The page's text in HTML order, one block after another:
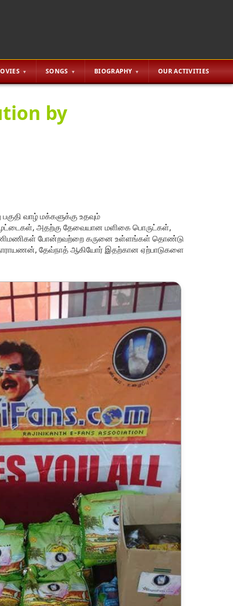
SONGS BIOGRAPHY OUR ACTIVITIES
by
வாழ் மக்களுக்கு உதவும்
அதற்கு தேவையான மளிகை பொருட்கள்,
போன்றவற்றை கருனை உள்ளங்கள் தொண்டு
தேவ்நாத் ஆகியோர் இதற்கான ஏற்பாடுகளை